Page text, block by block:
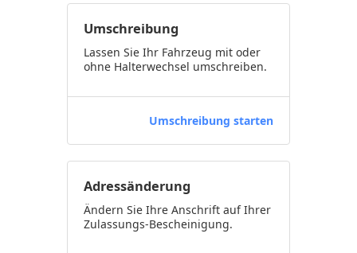
Umschreibung
Lassen Sie Ihr Fahrzeug mit oder
ohne Halterwechsel umschreiben.
Umschreibung starten
Adressänderung
Ändern Sie Ihre Anschrift auf Ihrer
Zulassungs-Bescheinigung.